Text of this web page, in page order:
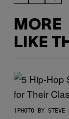
MORE
LIKE
(PHOTO BY STEVE